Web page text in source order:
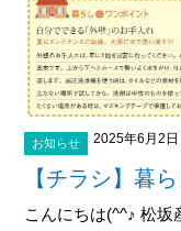
お知らせ 2025年6月2日
【チラシ】暮
こんにちは(^^♪ 松